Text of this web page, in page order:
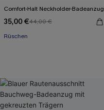
Comfort-Halt Neckholder-Badeanzug
35,00 €44,00 €
Rüschen